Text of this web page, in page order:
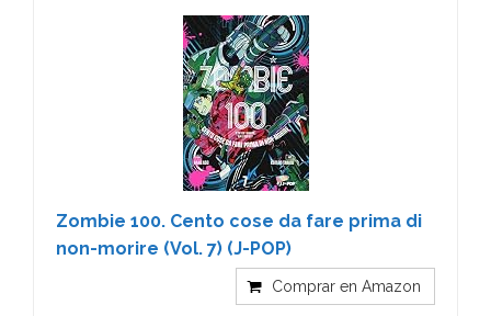
Zombie 100. Cento cose da fare prima di
non-morire (Vol. 7) (J-POP)
Comprar en Amazon